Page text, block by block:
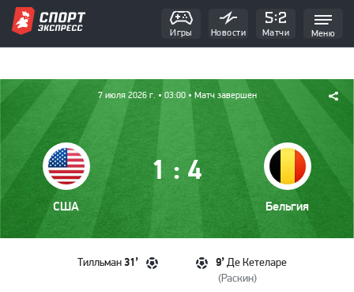
Игры Новости Матчи Меню
7 июля 2026 г. • 03:00 • Матч завершен
1 : 4
США Бельгия
Тилльман 31’ Де Кетеларе
9’
(Раскин)